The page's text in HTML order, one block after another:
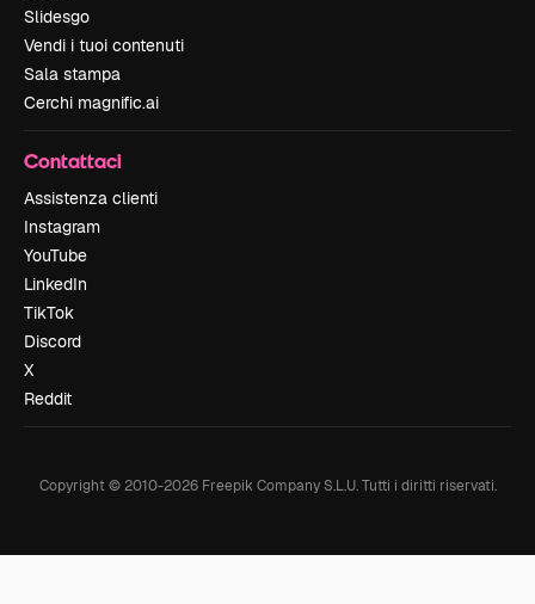
Slidesgo
Vendi i tuoi contenuti
Sala stampa
Cerchi magnific.ai
Contattaci
Assistenza clienti
Instagram
YouTube
LinkedIn
TikTok
Discord
X
Reddit
Copyright © 2010-2026Freepik Company S.L.U. Tutti i diritti riservati.